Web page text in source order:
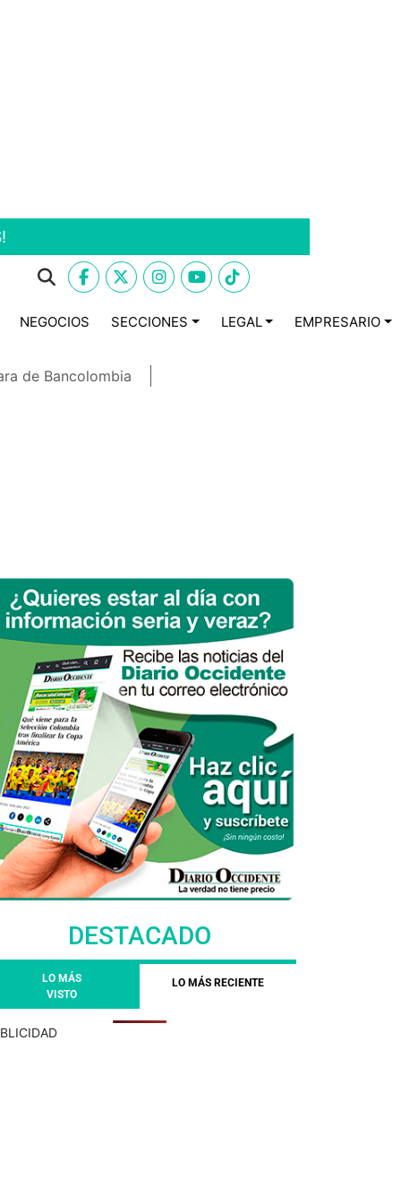
NEGOCIOS SECCIONES LEGAL EMPRESARIO
de Bancolombia
DESTACADO
LO MÁS
VISTO
LO MÁS RECIENTE